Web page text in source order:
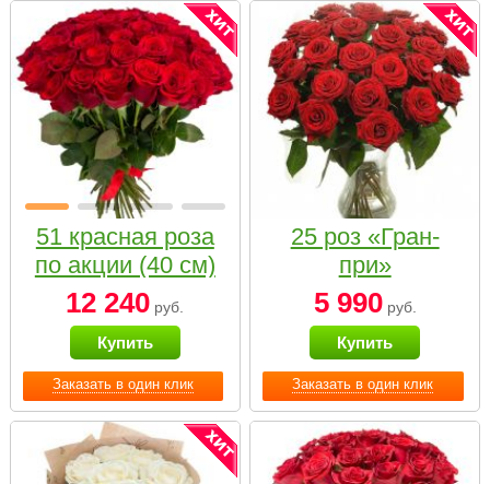
Заказать в один клик
51 красная роза
по акции (40 см)
12 240 руб.
Купить
Заказать в один клик
25 роз «Гран-
при»
5 990руб.
Купить